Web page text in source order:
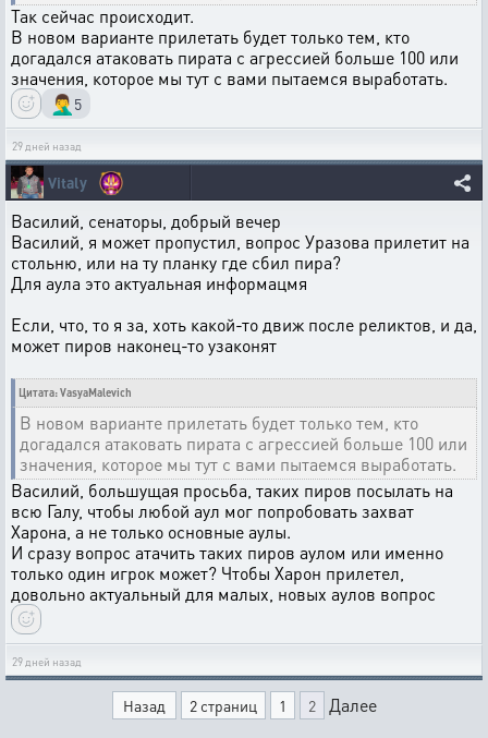
Так сейчас происходит.
В новом варианте прилетать будет только тем, кто
догадался атаковать пирата с агрессией больше 100 или
значения, которое мы тут с вами пытаемся выработать.
🤦‍♂️ 5
29 дней назад
Vitaly
Василий, сенаторы, добрый вечер
Василий, я может пропустил, вопрос Уразова прилетит на
стольню, или на ту планку где сбил пира?
Для аула это актуальная информацмя
Если, что, то я за, хоть какой-то движ после реликтов, и да,
может пиров наконец-то узаконят
Цитата: VasyaMalevich
В новом варианте прилетать будет только тем, кто
догадался атаковать пирата с агрессией больше 100 или
значения, которое мы тут с вами пытаемся выработать.
Василий, большущая просьба, таких пиров посылать на
всю Галу, чтобы любой аул мог попробовать захват
Харона, а не только основные аулы.
И сразу вопрос атачить таких пиров аулом или именно
только один игрок может? Чтобы Харон прилетел,
довольно актуальный для малых, новых аулов вопрос
29 дней назад
Назад 2 страниц 1 2 Далее